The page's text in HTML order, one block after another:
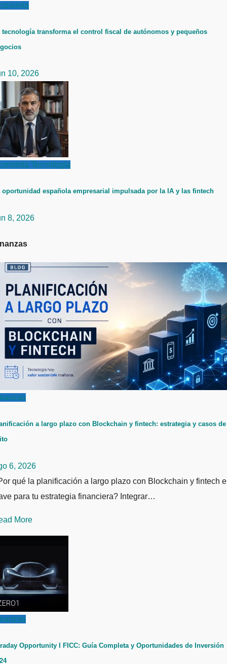
tecnología transforma el control fiscal de autónomos y pequeños
10, 2026
Tecnología
oportunidad española empresarial impulsada por la IA y las fintech
8, 2026
a largo plazo con Blockchain y fintech: estrategia y casos de
6, 2026
qué la planificación a largo plazo con Blockchain y fintech
para tu estrategia financiera? Integrar…
More
Opportunity I FICC: Guía Completa y Oportunidades de Inversión